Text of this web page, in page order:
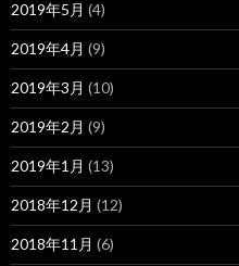
2019年5月 (4)
2019年4月 (9)
2019年3月 (10)
2019年2月 (9)
2019年1月 (13)
2018年12月 (12)
2018年11月 (6)